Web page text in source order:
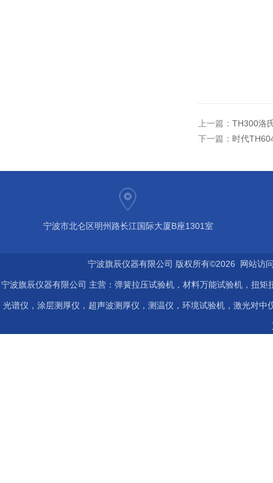
上一篇： TH300洛
下一篇： 时代
宁波市北仑区明州路长江国际大厦B座1301室
宁波旗辰仪器有限公司 版权所有©2026 网站
宁波旗辰仪器有限公司 主营：弹簧拉压试验机，材料万能试验机，扭
光谱仪，涂层测厚仪，超声波测厚仪，测温仪，环境试验机，激光对